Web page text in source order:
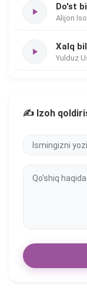
Do'st
Alijon
Xalq
Yulduz
✍️ Izoh